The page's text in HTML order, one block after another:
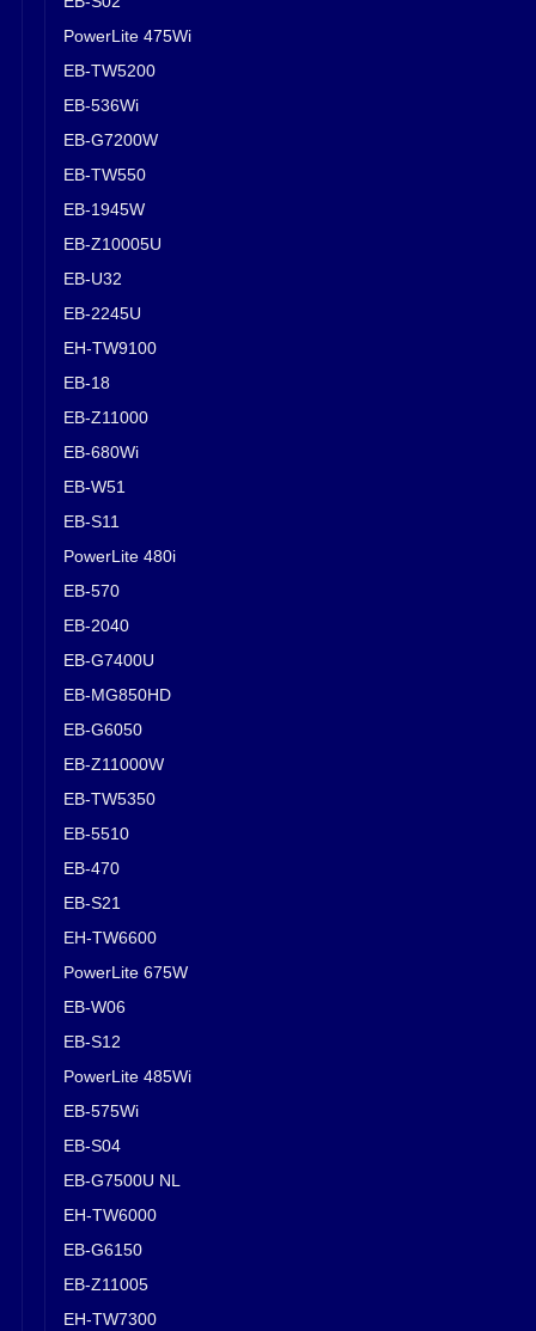
PowerLite 475Wi
EB-TW5200
EB-536Wi
EB-G7200W
EB-TW550
EB-1945W
EB-Z10005U
EB-U32
EB-2245U
EH-TW9100
EB-18
EB-Z11000
EB-680Wi
EB-W51
EB-S11
PowerLite 480i
EB-570
EB-2040
EB-G7400U
EB-MG850HD
EB-G6050
EB-Z11000W
EB-TW5350
EB-5510
EB-470
EB-S21
EH-TW6600
PowerLite 675W
EB-W06
EB-S12
PowerLite 485Wi
EB-575Wi
EB-S04
EB-G7500U NL
EH-TW6000
EB-G6150
EB-Z11005
EH-TW7300